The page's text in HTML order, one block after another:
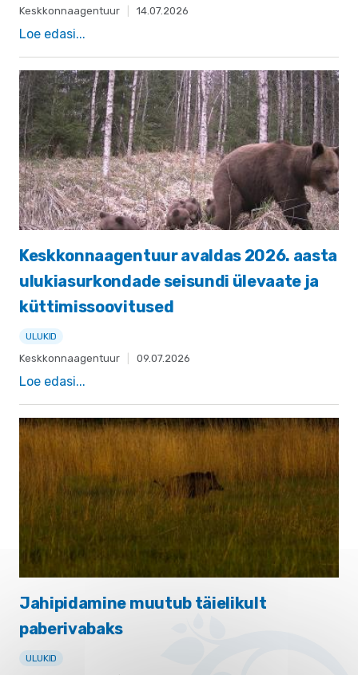
Keskkonnaagentuur 14.07.2026
Loe edasi...
Keskkonnaagentuur avaldas 2026. aasta
ulukiasurkondade seisundi ülevaate ja
küttimissoovitused
ULUKID
Keskkonnaagentuur 09.07.2026
Loe edasi...
Jahipidamine muutub täielikult
paberivabaks
ULUKID